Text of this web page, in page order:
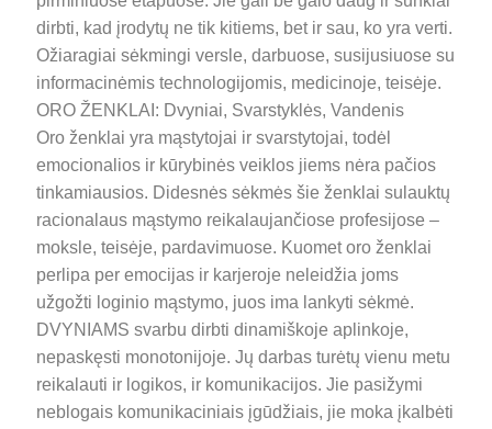
dirbti, kad įrodytų ne tik kitiems, bet ir sau, ko yra verti.
Ožiaragiai sėkmingi versle, darbuose, susijusiuose su
informacinėmis technologijomis, medicinoje, teisėje.
ORO ŽENKLAI: Dvyniai, Svarstyklės, Vandenis
Oro ženklai yra mąstytojai ir svarstytojai, todėl
emocionalios ir kūrybinės veiklos jiems nėra pačios
tinkamiausios. Didesnės sėkmės šie ženklai sulauktų
racionalaus mąstymo reikalaujančiose profesijose –
moksle, teisėje, pardavimuose. Kuomet oro ženklai
perlipa per emocijas ir karjeroje neleidžia joms
užgožti loginio mąstymo, juos ima lankyti sėkmė.
DVYNIAMS svarbu dirbti dinamiškoje aplinkoje,
nepaskęsti monotonijoje. Jų darbas turėtų vienu metu
reikalauti ir logikos, ir komunikacijos. Jie pasižymi
neblogais komunikaciniais įgūdžiais, jie moka įkalbėti